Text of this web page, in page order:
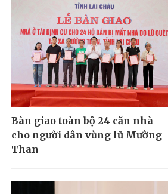
Bàn giao toàn bộ 24 căn nhà
cho người dân vùng lũ Mường
Than